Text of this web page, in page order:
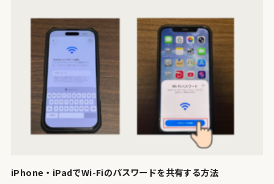
iPhone・iPadでWi-Fiのパスワードを共有する方法